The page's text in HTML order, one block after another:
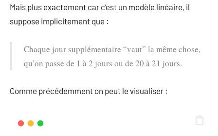
Mais plus exactement car c’est un modèle linéaire, il
suppose implicitement que :
Chaque jour supplémentaire “vaut” la même chose,
qu’on passe de 1 à 2 jours ou de 20 à 21 jours.
Comme précédemment on peut le visualiser :